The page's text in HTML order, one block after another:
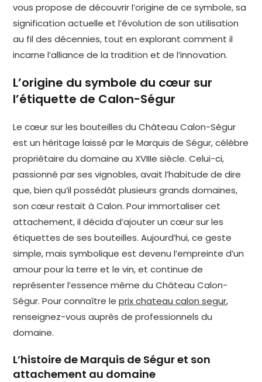
vous propose de découvrir l’origine de ce symbole, sa
signification actuelle et l’évolution de son utilisation
au fil des décennies, tout en explorant comment il
incarne l’alliance de la tradition et de l’innovation.
L’origine du symbole du cœur sur
l’étiquette de Calon-Ségur
Le cœur sur les bouteilles du Château Calon-Ségur
est un héritage laissé par le Marquis de Ségur, célèbre
propriétaire du domaine au XVIIIe siècle. Celui-ci,
passionné par ses vignobles, avait l’habitude de dire
que, bien qu’il possédât plusieurs grands domaines,
son cœur restait à Calon. Pour immortaliser cet
attachement, il décida d’ajouter un cœur sur les
étiquettes de ses bouteilles. Aujourd’hui, ce geste
simple, mais symbolique est devenu l’empreinte d’un
amour pour la terre et le vin, et continue de
représenter l’essence même du Château Calon-
Ségur. Pour connaître leprix chateau calon segur,
renseignez-vous auprès de professionnels du
domaine.
L’histoire de Marquis de Ségur et son
attachement au domaine